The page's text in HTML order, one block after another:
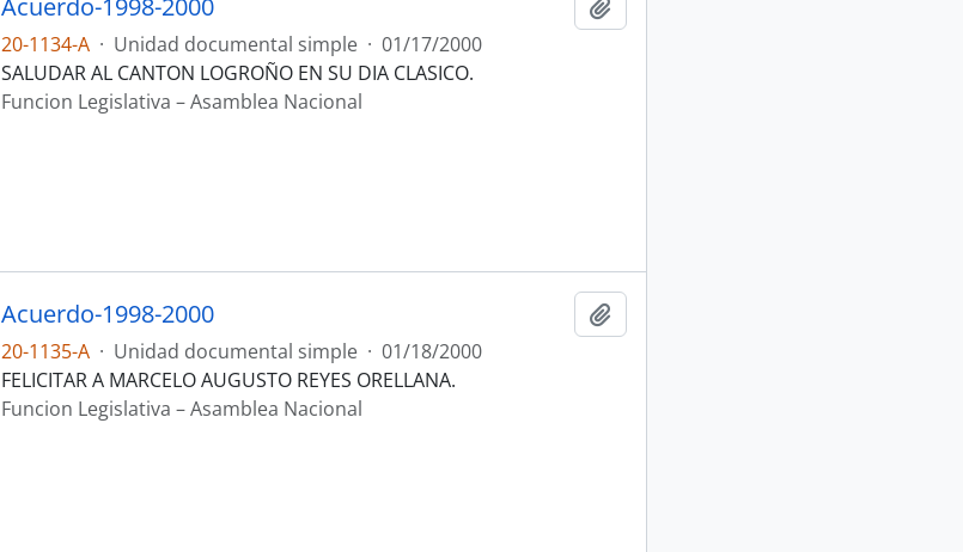
Acuerdo-1998-2000
20-1134-A · Unidad documental simple · 01/17/2000
SALUDAR AL CANTON LOGROÑO EN SU DIA CLASICO.
Funcion Legislativa – Asamblea Nacional
Acuerdo-1998-2000
20-1135-A · Unidad documental simple · 01/18/2000
FELICITAR A MARCELO AUGUSTO REYES ORELLANA.
Funcion Legislativa – Asamblea Nacional